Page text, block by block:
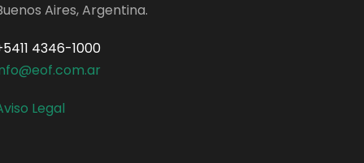
Aires, Argentina.
4346-1000
Legal